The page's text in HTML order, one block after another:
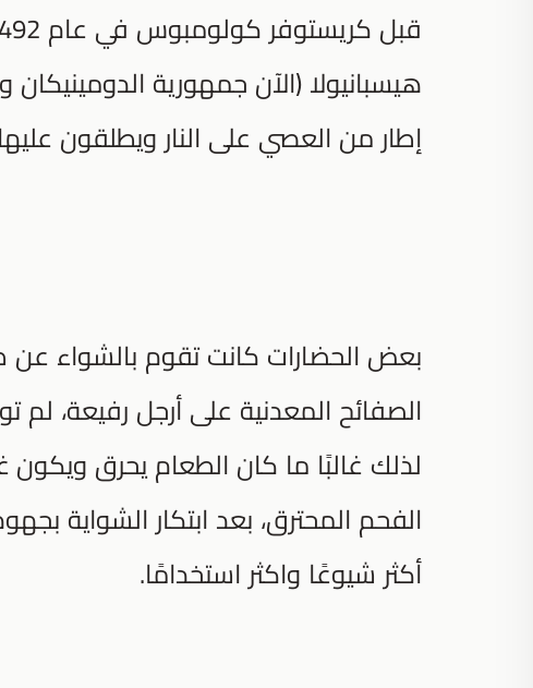
هيسبانيولا (الآن جمهورية
إطار من العصي على النار ويطلقون
بعض الحضارات كانت تقوم بالشواء
الصفائح المعدنية على أرجل رفيعة،
لذلك غالبًا ما كان الطعام يحرق
الفحم المحترق، بعد ابتكار الشواية
أكثر شيوعًا واكثر استخدامًا.